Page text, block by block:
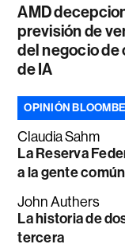
AMD
previsión de
del negocio
de IA
OPINIÓN
Claudia Sahm
La Reserva
a la gente común
John Authers
La historia de
tercera